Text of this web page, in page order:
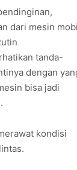
dari mesin
tanda-
dengan
bisa jadi
kondisi